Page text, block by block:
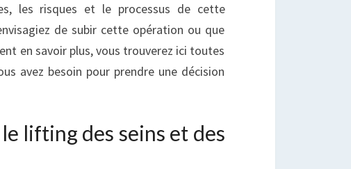
les risques et le processus de cette
de subir cette opération ou que
en savoir plus, vous trouverez ici toutes
avez besoin pour prendre une décision
le lifting des seins et des